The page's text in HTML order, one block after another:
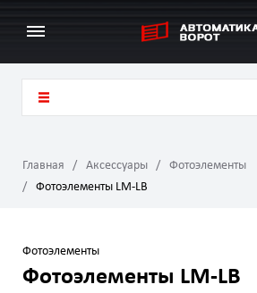
Главная Аксессуары
Фотоэлементы
Фотоэлементы LM-LB
Фотоэлементы
Фотоэлементы LM-LB